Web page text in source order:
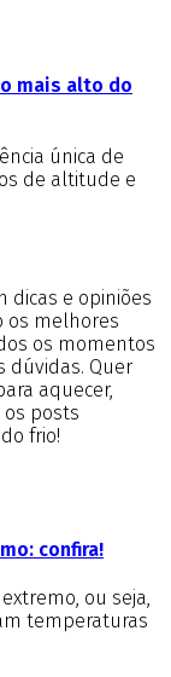
mais alto do
única de
de altitude e
dicas e opiniões
os melhores
os momentos
dúvidas. Quer
aquecer,
os posts
frio!
confira!
ou seja,
temperaturas